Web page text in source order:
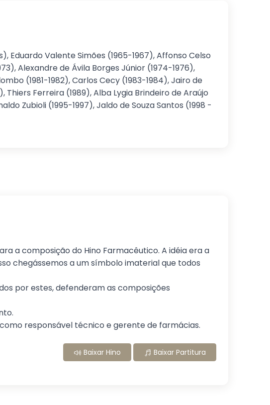
Eduardo Valente Simões (1965-1967), Affonso Celso
Alexandre de Ávila Borges Júnior (1974-1976),
(1981-1982), Carlos Cecy (1983-1984), Jairo de
Thiers Ferreira (1989), Alba Lygia Brindeiro de Araújo
Zubioli (1995-1997), Jaldo de Souza Santos (1998 -
a composição do Hino Farmacêutico. A idéia era a
chegássemos a um símbolo imaterial que todos
por estes, defenderam as composições
responsável técnico e gerente de farmácias.
Baixar Hino Baixar Partitura